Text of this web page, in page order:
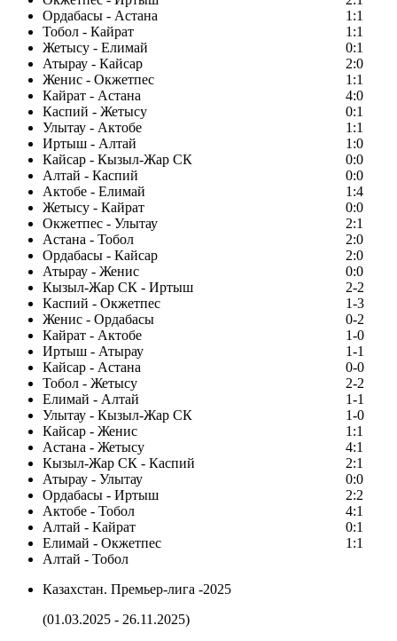
Ордабасы - Астана
1:1
Тобол - Кайрат
1:1
Жетысу - Елимай
0:1
Атырау - Кайсар
2:0
Женис - Окжетпес
1:1
Кайрат - Астана
4:0
Каспий - Жетысу
0:1
Улытау - Актобе
1:1
Иртыш - Алтай
1:0
Кайсар - Кызыл-Жар СК
0:0
Алтай - Каспий
0:0
Актобе - Елимай
1:4
Жетысу - Кайрат
0:0
Окжетпес - Улытау
2:1
Астана - Тобол
2:0
Ордабасы - Кайсар
2:0
Атырау - Женис
0:0
Кызыл-Жар СК - Иртыш
2-2
Каспий - Окжетпес
1-3
Женис - Ордабасы
0-2
Кайрат - Актобе
1-0
Иртыш - Атырау
1-1
Кайсар - Астана
0-0
Тобол - Жетысу
2-2
Елимай - Алтай
1-1
Улытау - Кызыл-Жар СК
1-0
Кайсар - Женис
1:1
Астана - Жетысу
4:1
Кызыл-Жар СК - Каспий
2:1
Атырау - Улытау
0:0
Ордабасы - Иртыш
2:2
Актобе - Тобол
4:1
Алтай - Кайрат
0:1
Елимай - Окжетпес
1:1
Алтай - Тобол
Казахстан. Премьер-лига -2025
(01.03.2025 - 26.11.2025)